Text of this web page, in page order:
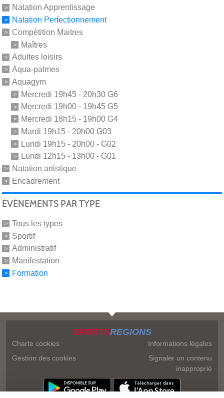
Natation Apprentissage
Natation Perfectionnement
Compétition Maitres
Maîtres
Adultes loisirs
Aqua-palmes
Aquagym
Mercredi 19h45 - 20h30 G6
Mercredi 19h00 - 19h45 G5
Mercredi 18h15 - 19h00 G4
Mardi 19h15 - 20h00 G03
Lundi 19h15 - 20h00 - G02
Lundi 12h15 - 13h00 - G01
Natation artistique
Encadrement
ÉVÉNEMENTS PAR TYPE
Tous les types
Sportif
Administratif
Manifestation
Formation
SPORTSREGIONS
Charte cookies
Gestion des cookies
Informations légales
Signaler un contenu
inapproprié